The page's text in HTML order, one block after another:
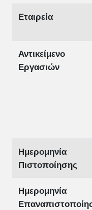
Εταιρεία
Αντικείμενο
Εργασιών
Ημερομηνία
Πιστοποίησης
Ημερομηνία